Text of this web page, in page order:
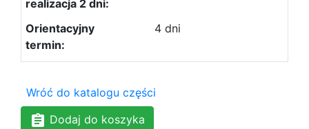
4 dni
Wróć do katalogu części
Dodaj do koszyka